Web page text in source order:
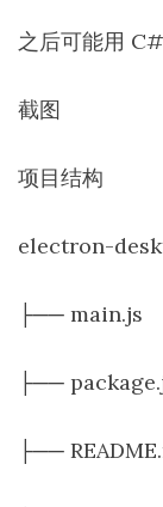
之后可能用 C#
截图
项目结构
electron-
├──
├──
├──